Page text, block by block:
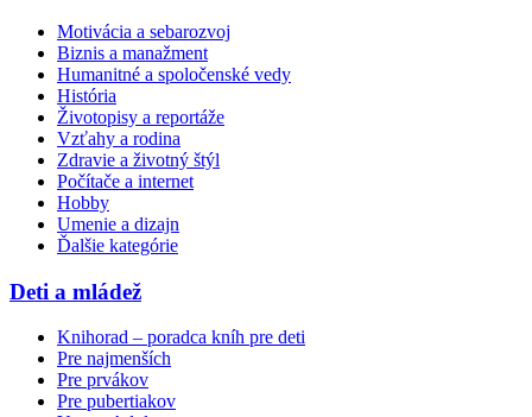
Motivácia a sebarozvoj
Biznis a manažment
Humanitné a spoločenské vedy
História
Životopisy a reportáže
Vzťahy a rodina
Zdravie a životný štýl
Počítače a internet
Hobby
Umenie a dizajn
Ďalšie kategórie
Deti a mládež
Knihorad – poradca kníh pre deti
Pre najmenších
Pre prvákov
Pre pubertiakov